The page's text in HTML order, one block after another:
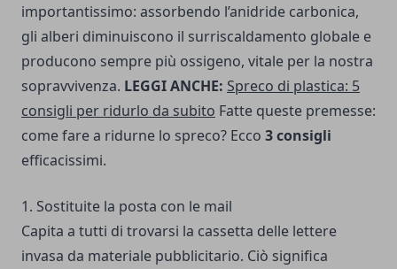
importantissimo: assorbendo l’anidride carbonica,
gli alberi diminuiscono il surriscaldamento globale e
producono sempre più ossigeno, vitale per la nostra
sopravvivenza. LEGGI ANCHE: Spreco di plastica: 5
consigli per ridurlo da subito Fatte queste premesse:
come fare a ridurne lo spreco? Ecco 3 consigli
efficacissimi.
1. Sostituite la posta con le mail
Capita a tutti di trovarsi la cassetta delle lettere
invasa da materiale pubblicitario. Ciò significa